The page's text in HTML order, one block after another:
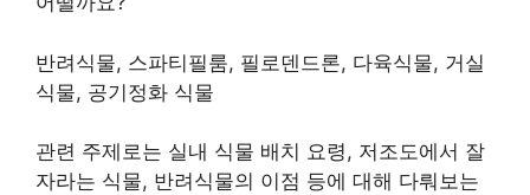
반려식물, 스파티필룸, 필로덴드론, 다육식물, 거실
식물, 공기정화 식물
관련 주제로는 실내 식물 배치 요령, 저조도에서 잘
자라는 식물, 반려식물의 이점 등에 대해 다뤄보는